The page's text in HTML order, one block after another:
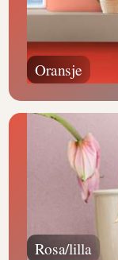
Oransje
Rosa/lilla